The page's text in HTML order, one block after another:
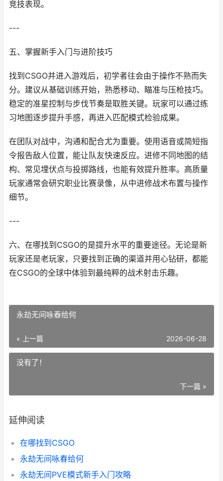
竞技表现。
---
五、掌握新手入门与进阶技巧
找到CSGO并进入游戏后，初学者往会由于操作不熟而失
分。建议从基础训练开始，熟悉移动、瞄准与压枪技巧。
稳定的准星控制与步伐节奏是取胜关键。玩家可以通过练
习地图逐步提升手感，再进入匹配模式检验成果。
在团队对战中，沟通和配合尤为重要。使用语音或简短指
令报告敌人位置，能让队友快速反应。进修不同地图的结
构、常见埋伏点与投掷路线，也能有效提升胜率。高质量
玩家通常会研究职业比赛录像，从中进修战术布置与操作
细节。
---
六、在哪找到CSGO的是提升水平的重要途径。无论是新
玩家还是老玩家，只要找到正确的渠道并用心钻研，都能
在CSGO的全球中体验到最纯粹的战术射击乐趣。
永劫无间咏春给何
« 上一篇 2026-06-28
没有了！
下一篇 »
延伸阅读
在哪找到CSGO
永劫无间咏春给何
永劫无间PVE模式新手入门攻略